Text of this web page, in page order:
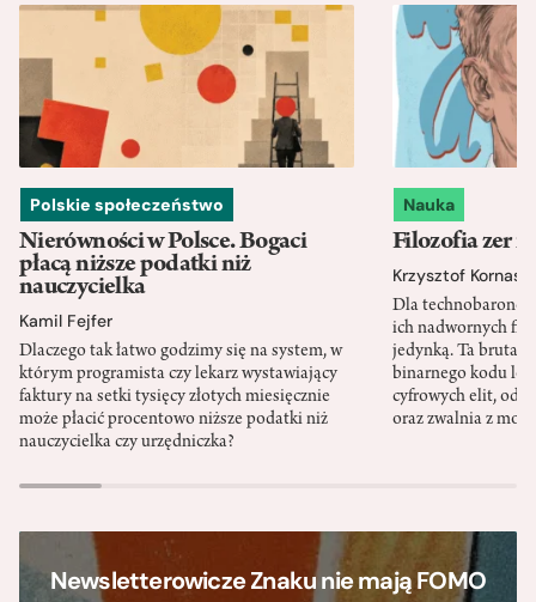
Polskie społeczeństwo
Nierówności w Polsce. Bogaci
płacą niższe podatki niż
nauczycielka
Kamil Fejfer
Dlaczego tak łatwo godzimy się na system, w
którym programista czy lekarz wystawiający
faktury na setki tysięcy złotych miesięcznie
może płacić procentowo niższe podatki niż
nauczycielka czy urzędniczka?
Nauka
Filozofia zer i
Krzysztof Kornas
Dla
ich nadwornych
jedynką. Ta
binarnego kodu
cyfrowych elit,
oraz zwalnia z
Newsletterowicze Znaku nie mają FOMO